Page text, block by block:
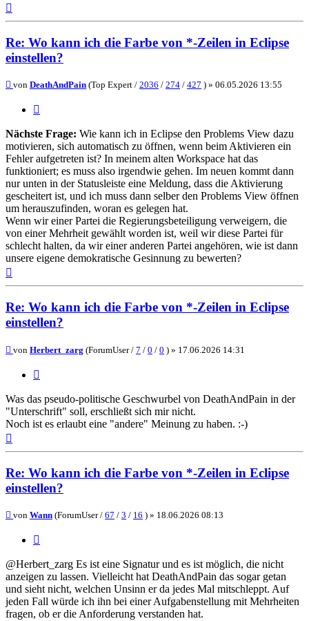
Re: Wo kann ich die Farbe von *-Zeilen in Eclipse
einstellen?
Beitrag
von DeathAndPain (Top Expert / 2036 / 274 / 427 ) » 06.05.2026 13:55
Nächste Frage: Wie kann ich in Eclipse den Problems View dazu
motivieren, sich automatisch zu öffnen, wenn beim Aktivieren ein
Fehler aufgetreten ist? In meinem alten Workspace hat das
funktioniert; es muss also irgendwie gehen. Im neuen kommt dann
nur unten in der Statusleiste eine Meldung, dass die Aktivierung
gescheitert ist, und ich muss dann selber den Problems View öffnen
um herauszufinden, woran es gelegen hat.
Wenn wir einer Partei die Regierungsbeteiligung verweigern, die
von einer Mehrheit gewählt worden ist, weil wir diese Partei für
schlecht halten, da wir einer anderen Partei angehören, wie ist dann
unsere eigene demokratische Gesinnung zu bewerten?
Re: Wo kann ich die Farbe von *-Zeilen in Eclipse
einstellen?
Beitrag
von Herbert_zarg (ForumUser / 7 / 0 / 0 ) » 17.06.2026 14:31
Was das pseudo-politische Geschwurbel von DeathAndPain in der
"Unterschrift" soll, erschließt sich mir nicht.
Noch ist es erlaubt eine "andere" Meinung zu haben. :-)
Re: Wo kann ich die Farbe von *-Zeilen in Eclipse
einstellen?
Beitrag
von Wann (ForumUser / 67 / 3 / 16 ) » 18.06.2026 08:13
@Herbert_zarg Es ist eine Signatur und es ist möglich, die nicht
anzeigen zu lassen. Vielleicht hat DeathAndPain das sogar getan
und sieht nicht, welchen Unsinn er da jedes Mal mitschleppt. Auf
jeden Fall würde ich ihn bei einer Aufgabenstellung mit Mehrheiten
fragen, ob er die Anforderung verstanden hat.